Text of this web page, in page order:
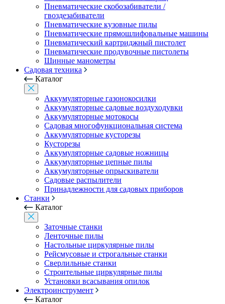
Пневматические скобозабиватели /
гвоздезабиватели
Пневматические кузовные пилы
Пневматические прямошлифовальные машины
Пневматический картриджный пистолет
Пневматические продувочные пистолеты
Шинные манометры
Садовая техника
Каталог
Аккумуляторные газонокосилки
Аккумуляторные садовые воздуходувки
Аккумуляторные мотокосы
Садовая многофункциональная система
Аккумуляторные кусторезы
Кусторезы
Аккумуляторные садовые ножницы
Аккумуляторные цепные пилы
Аккумуляторные опрыскиватели
Садовые распылители
Принадлежности для садовых приборов
Станки
Каталог
Заточные станки
Ленточные пилы
Настольные циркулярные пилы
Рейсмусовые и строгальные станки
Сверлильные станки
Строительные циркулярные пилы
Установки всасывания опилок
Электроинструмент
Каталог